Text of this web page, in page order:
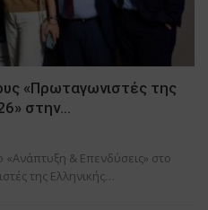
«Πρωταγωνιστές της
στην…
& Επενδύσεις» στο
της Ελληνικής…